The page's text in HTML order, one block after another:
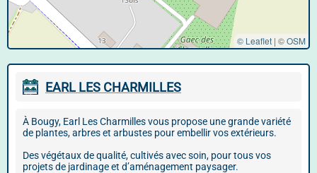
© Leaflet | ©OSM
EARL LES CHARMILLES
À Bougy, Earl Les Charmilles vous propose une grande variété
de plantes, arbres et arbustes pour embellir vos extérieurs.
Des végétaux de qualité, cultivés avec soin, pour tous vos
projets de jardinage et d’aménagement paysager.